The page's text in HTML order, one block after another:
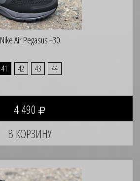
Nike Air Pegasus +30
41 42 43 44
4 490